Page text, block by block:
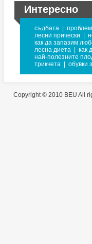
Интересно
съдбата
лесни прически
как да запазим
лесна диета
как
най-полезните
трикчета
обувки
Copyright © 2010 BEU All